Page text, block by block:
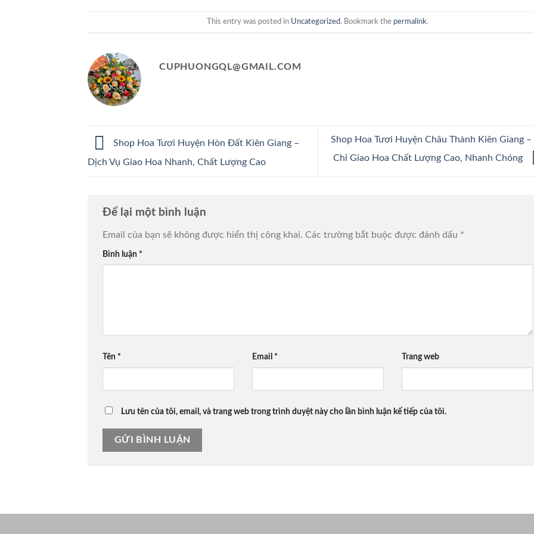
This entry was posted in Uncategorized. Bookmark the permalink.
CUPHUONGQL@GMAIL.COM
Shop Hoa Tươi Huyện Hòn Đất Kiên Giang –
Dịch Vụ Giao Hoa Nhanh, Chất Lượng Cao
Shop Hoa Tươi Huyện Châu Thành Kiên Giang
Chỉ Giao Hoa Chất Lượng Cao, Nhanh Chóng
Để lại một bình luận
Email của bạn sẽ không được hiển thị công khai. Các trường bắt buộc được đánh dấu *
Bình luận *
Tên * Email * Trang web
Lưu tên của tôi, email, và trang web trong trình duyệt này cho lần bình luận kế tiếp của tôi.